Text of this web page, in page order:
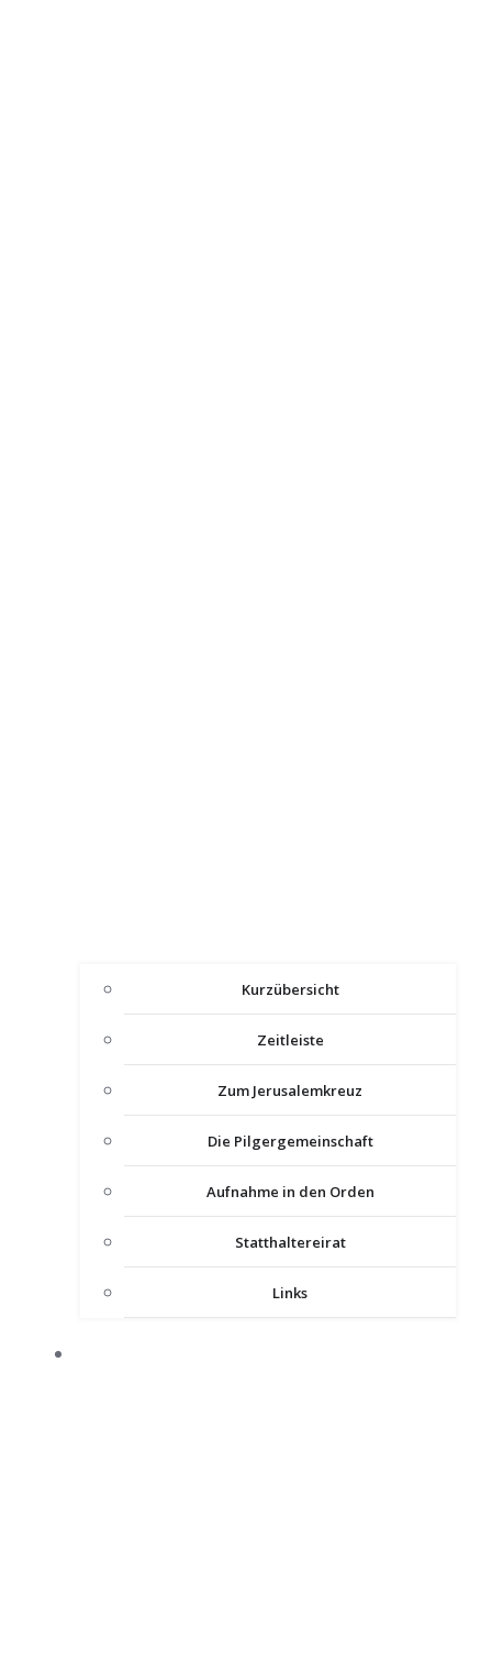
Kurzübersicht
Zeitleiste
Zum Jerusalemkreuz
Die Pilgergemeinschaft
Aufnahme in den Orden
Statthaltereirat
Links